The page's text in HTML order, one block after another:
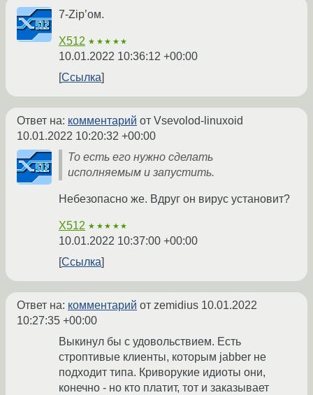
7-Zip’ом.
X512 ★★★★★
10.01.2022 10:36:12 +00:00
Ссылка
Ответ на: комментарий от Vsevolod-linuxoid
10.01.2022 10:20:32 +00:00
То есть его нужно сделать
исполняемым и запустить.
Небезопасно же. Вдруг он вирус установит?
X512 ★★★★★
10.01.2022 10:37:00 +00:00
Ссылка
Ответ на: комментарий от zemidius 10.01.2022
10:27:35 +00:00
Выкинул бы с удовольствием. Есть
строптивые клиенты, которым jabber не
подходит типа. Криворукие идиоты они,
конечно - но кто платит, тот и заказывает